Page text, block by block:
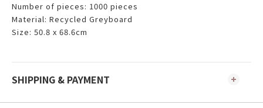
Number of pieces: 1000 pieces
Material: Recycled Greyboard
Size: 50.8 x 68.6cm
SHIPPING & PAYMENT